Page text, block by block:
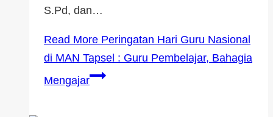
S.Pd, dan…
Read More Peringatan Hari Guru Nasional
di MAN Tapsel : Guru Pembelajar, Bahagia
Mengajar